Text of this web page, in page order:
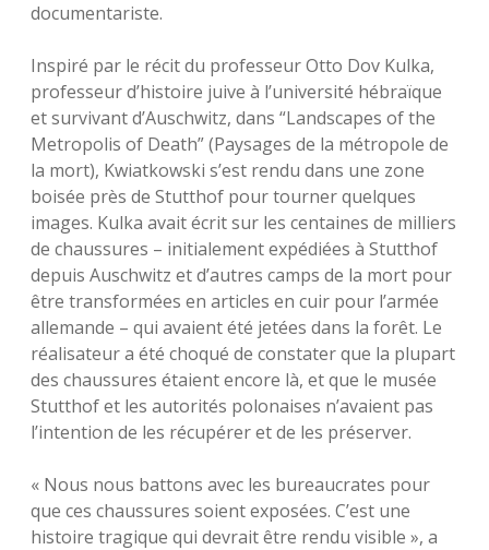
documentariste.
Inspiré par le récit du professeur Otto Dov Kulka,
professeur d’histoire juive à l’université hébraïque
et survivant d’Auschwitz, dans “Landscapes of the
Metropolis of Death” (Paysages de la métropole de
la mort), Kwiatkowski s’est rendu dans une zone
boisée près de Stutthof pour tourner quelques
images. Kulka avait écrit sur les centaines de milliers
de chaussures – initialement expédiées à Stutthof
depuis Auschwitz et d’autres camps de la mort pour
être transformées en articles en cuir pour l’armée
allemande – qui avaient été jetées dans la forêt. Le
réalisateur a été choqué de constater que la plupart
des chaussures étaient encore là, et que le musée
Stutthof et les autorités polonaises n’avaient pas
l’intention de les récupérer et de les préserver.
« Nous nous battons avec les bureaucrates pour
que ces chaussures soient exposées. C’est une
histoire tragique qui devrait être rendu visible », a